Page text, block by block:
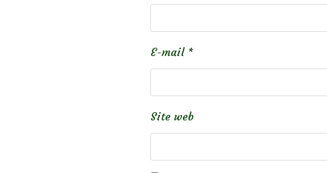
E-mail *
Site web